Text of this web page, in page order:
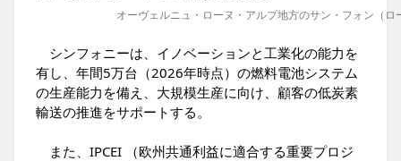
オーヴェルニュ・ローヌ・アルプ地方のサン・フォン（
シンフォニーは、イノベーションと工業化の能力を
有し、年間5万台（2026年時点）の燃料電池システム
の生産能力を備え、大規模生産に向け、顧客の低炭素
輸送の推進をサポートする。
また、IPCEI （欧州共通利益に適合する重要プロジ